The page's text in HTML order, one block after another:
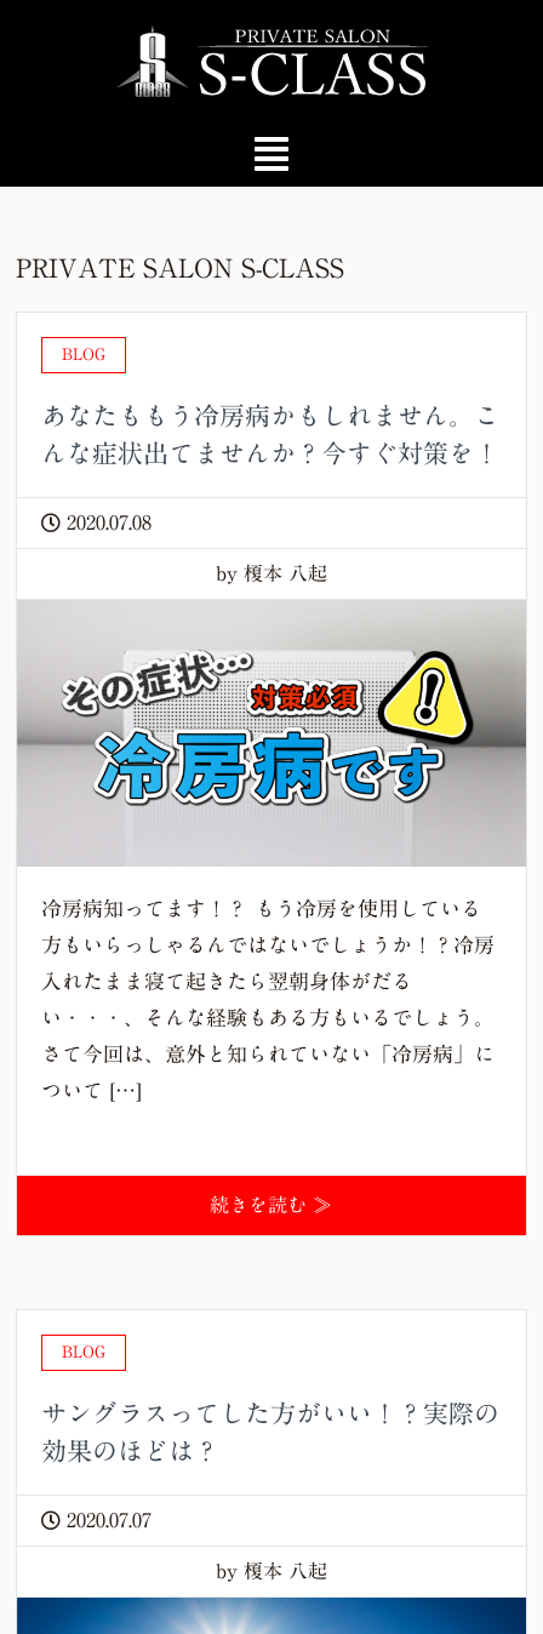
PRIVATE SALON S-CLASS
BLOG
あなたももう冷房病かもしれません。こ
んな症状出てませんか？今すぐ対策を！
2020.07.08
by 榎本 八起
冷房病知ってます！？ もう冷房を使用している
方もいらっしゃるんではないでしょうか！？冷房
入れたまま寝て起きたら翌朝身体がだる
い・・・、そんな経験もある方もいるでしょう。
さて今回は、意外と知られていない「冷房病」に
ついて […]
続きを読む ≫
BLOG
サングラスってした方がいい！？実際の
効果のほどは？
2020.07.07
by 榎本 八起